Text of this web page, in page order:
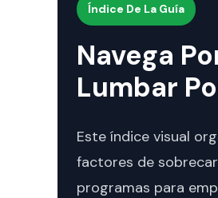
Índice De La Guía
Navega
Lumbar
Este índice visual
factores de
programas para